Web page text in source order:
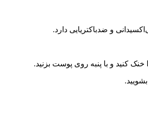
و ضدباکتریایی دارد.
کنید و با پنبه روی پوست بزنید.